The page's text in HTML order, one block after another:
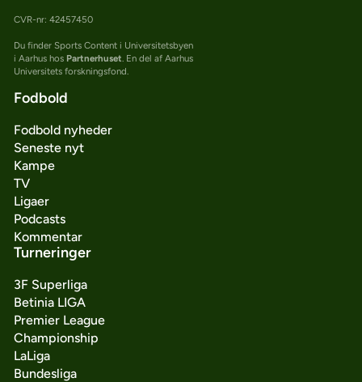
CVR-nr: 42457450
Du finder Sports Content i Universitetsbyen
i Aarhus hos Partnerhuset. En del af Aarhus
Universitets forskningsfond.
Fodbold
Fodbold nyheder
Seneste nyt
Kampe
TV
Ligaer
Podcasts
Kommentar
Turneringer
3F Superliga
Betinia LIGA
Premier League
Championship
LaLiga
Bundesliga